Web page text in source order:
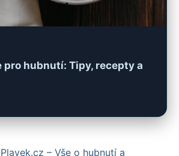
pro hubnutí: Tipy, recepty a
– Vše o hubnutí a